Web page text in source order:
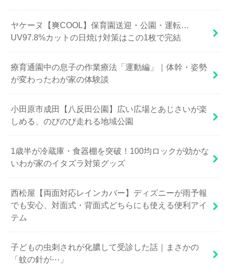
ヤケーヌ【爽COOL】保育園送迎・公園・運転…
UV97.8%カットの日焼け対策はこの1枚で完結
療育通園中の息子の作業療法「運動編」｜体幹・姿勢
が変わったわが家の体験談
小田原市成田【八反田公園】広い広場とあじさいが楽
しめる、のびのび走れる地域公園
1歳半が冷蔵庫・食器棚を突破！100均ロックが効かな
いわが家のイタズラ対策グッズ
西松屋【両面対応レインカバー】ディズニーが雨予報
でも安心、対面式・背面式どちらにも使える便利アイ
テム
子どもの虫刺されが化膿して受診した話｜まさかの
「蚊の針が⋯」